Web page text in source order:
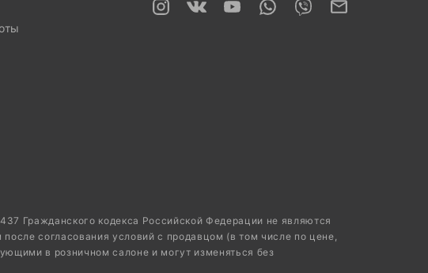
Гражданского кодекса Российской Федерации не являются
согласования условий с продавцом (в том числе по цене,
в розничном салоне и могут изменяться без